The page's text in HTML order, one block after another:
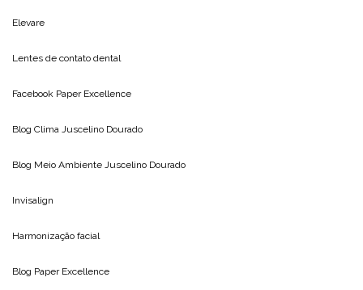
Elevare
Lentes de contato dental
Facebook Paper Excellence
Blog Clima Juscelino Dourado
Blog Meio Ambiente Juscelino Dourado
Invisalign
Harmonização facial
Blog Paper Excellence